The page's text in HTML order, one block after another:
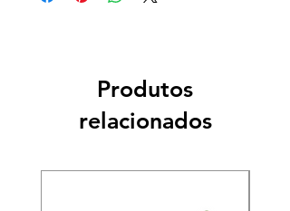
Produtos
relacionados